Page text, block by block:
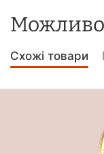
Схожі товари